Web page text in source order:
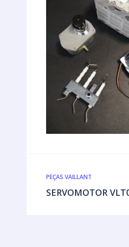
PEÇAS VAILLANT
SERVOMOTOR